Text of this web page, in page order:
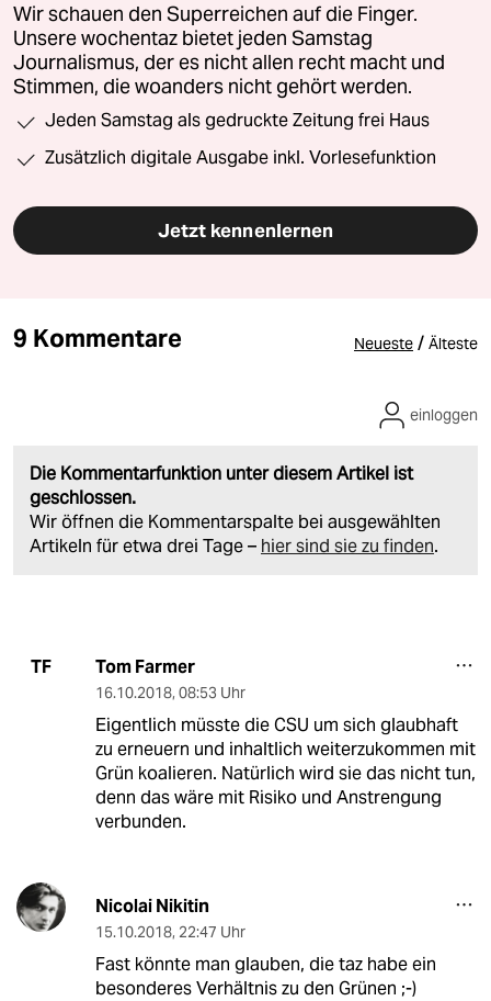
Wir schauen den Superreichen auf die Finger.
Unsere wochentaz bietet jeden Samstag
Journalismus, der es nicht allen recht macht und
Stimmen, die woanders nicht gehört werden.
Jeden Samstag als gedruckte Zeitung frei Haus
Zusätzlich digitale Ausgabe inkl. Vorlesefunktion
Jetzt kennenlernen
9 Kommentare Neueste / Älteste
Die Kommentarfunktion unter diesem Artikel ist
geschlossen.
Wir öffnen die Kommentarspalte bei ausgewählten
Artikeln für etwa drei Tage – hier sind sie zu finden.
einloggen
TF Tom Farmer
16.10.2018, 08:53 Uhr
Eigentlich müsste die CSU um sich glaubhaft
zu erneuern und inhaltlich weiterzukommen mit
Grün koalieren. Natürlich wird sie das nicht tun,
denn das wäre mit Risiko und Anstrengung
verbunden.
Nicolai Nikitin
15.10.2018, 22:47 Uhr
Fast könnte man glauben, die taz habe ein
besonderes Verhältnis zu den Grünen ;-)